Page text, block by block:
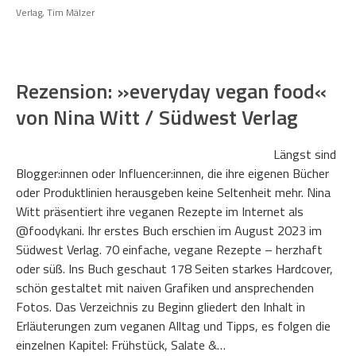
Verlag, Tim Mälzer
Rezension: »everyday vegan food«
von Nina Witt / Südwest Verlag
Längst sind
Blogger:innen oder Influencer:innen, die ihre eigenen Bücher
oder Produktlinien herausgeben keine Seltenheit mehr. Nina
Witt präsentiert ihre veganen Rezepte im Internet als
@foodykani. Ihr erstes Buch erschien im August 2023 im
Südwest Verlag. 70 einfache, vegane Rezepte – herzhaft
oder süß. Ins Buch geschaut 178 Seiten starkes Hardcover,
schön gestaltet mit naiven Grafiken und ansprechenden
Fotos. Das Verzeichnis zu Beginn gliedert den Inhalt in
Erläuterungen zum veganen Alltag und Tipps, es folgen die
einzelnen Kapitel: Frühstück, Salate &…